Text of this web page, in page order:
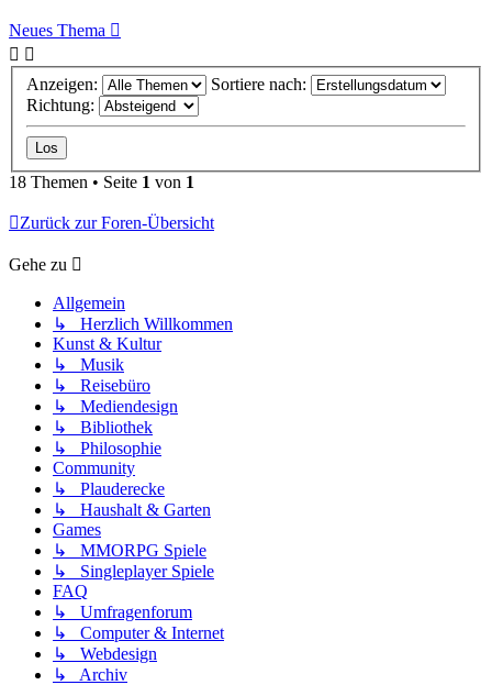
Neues Thema
Anzeigen:
Sortiere nach:
Richtung:
18 Themen • Seite 1 von 1
Zurück zur Foren-Übersicht
Gehe zu
Allgemein
↳ Herzlich Willkommen
Kunst & Kultur
↳ Musik
↳ Reisebüro
↳ Mediendesign
↳ Bibliothek
↳ Philosophie
Community
↳ Plauderecke
↳ Haushalt & Garten
Games
↳ MMORPG Spiele
↳ Singleplayer Spiele
FAQ
↳ Umfragenforum
↳ Computer & Internet
↳ Webdesign
↳ Archiv